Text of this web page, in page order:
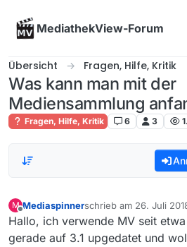
MediathekView-Forum
Übersicht Fragen, Hilfe, Kritik
Was kann man mit der
Mediensammlung
Fragen, Hilfe, Kritik 6 3
M
Offline
Mediaspinnerschrieb am 26. Juli
zuletzt editiert von
Hallo, ich verwende MV seit
gerade auf 3.1 upgedatet und